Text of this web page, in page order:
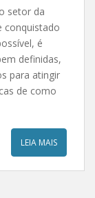
setor da
conquistado
é
definidas,
para atingir
de como
LEIA MAIS